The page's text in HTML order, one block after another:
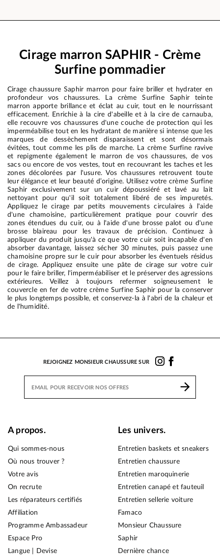
Cirage marron SAPHIR - Crème
Surfine pommadier
Cirage chaussure Saphir marron pour faire briller et hydrater en
profondeur vos chaussures. La crème Surfine Saphir teinte
marron apporte brillance et éclat au cuir, tout en le nourrissant
efficacement. Enrichie à la cire d'abeille et à la cire de carnauba,
elle recouvre vos chaussures d'une couche de protection qui les
imperméabilise tout en les hydratant de manière si intense que les
marques de dessèchement disparaissent et sont désormais
évitées, tout comme les plis de marche. La crème Surfine ravive
et repigmente également le marron de vos chaussures, de vos
sacs ou encore de vos vestes, tout en recouvrant les taches et les
zones décolorées par l'usure. Vos chaussures retrouvent toute
leur élégance et leur beauté d’origine. Utilisez votre crème Surfine
Saphir exclusivement sur un cuir dépoussiéré et lavé au lait
nettoyant pour qu'il soit totalement libéré de ses impuretés.
Appliquez le cirage par petits mouvements circulaires à l'aide
d'une chamoisine, particulièrement pratique pour couvrir des
zones étendues du cuir, ou à l'aide d'une brosse palot ou d'une
brosse blaireau pour les travaux de précision. Continuez à
appliquer du produit jusqu'à ce que votre cuir soit incapable d'en
absorber davantage, laissez sécher 30 minutes, puis passez une
chamoisine propre sur le cuir pour absorber les éventuels résidus
de cirage. Appliquez ensuite une pâte de cirage sur votre cuir
pour le faire briller, l'imperméabiliser et le préserver des agressions
extérieures. Veillez à toujours refermer soigneusement le
couvercle en fer de votre crème Surfine Saphir pour la conserver
le plus longtemps possible, et conservez-la à l'abri de la chaleur et
de l'humidité.
REJOIGNEZ MONSIEUR CHAUSSURE SUR
A propos.
Qui sommes-nous
Où nous trouver ?
Votre avis
On recrute
Les réparateurs certifiés
Affiliation
Programme Ambassadeur
Espace Pro
Langue | Devise
Les univers.
Entretien baskets et sneakers
Entretien chaussure
Entretien maroquinerie
Entretien canapé et fauteuil
Entretien sellerie voiture
Famaco
Monsieur Chaussure
Saphir
Dernière chance